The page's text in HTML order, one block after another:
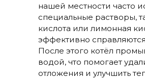
нашей местности часто
специальные растворы,
кислота или лимонная
эффективно
После этого котёл
водой, что помогает
отложения и улучшить